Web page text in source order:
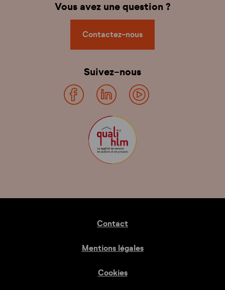
Vous avez une question ?
Contactez-nous
Suivez-nous
Contact
Mentions légales
Cookies